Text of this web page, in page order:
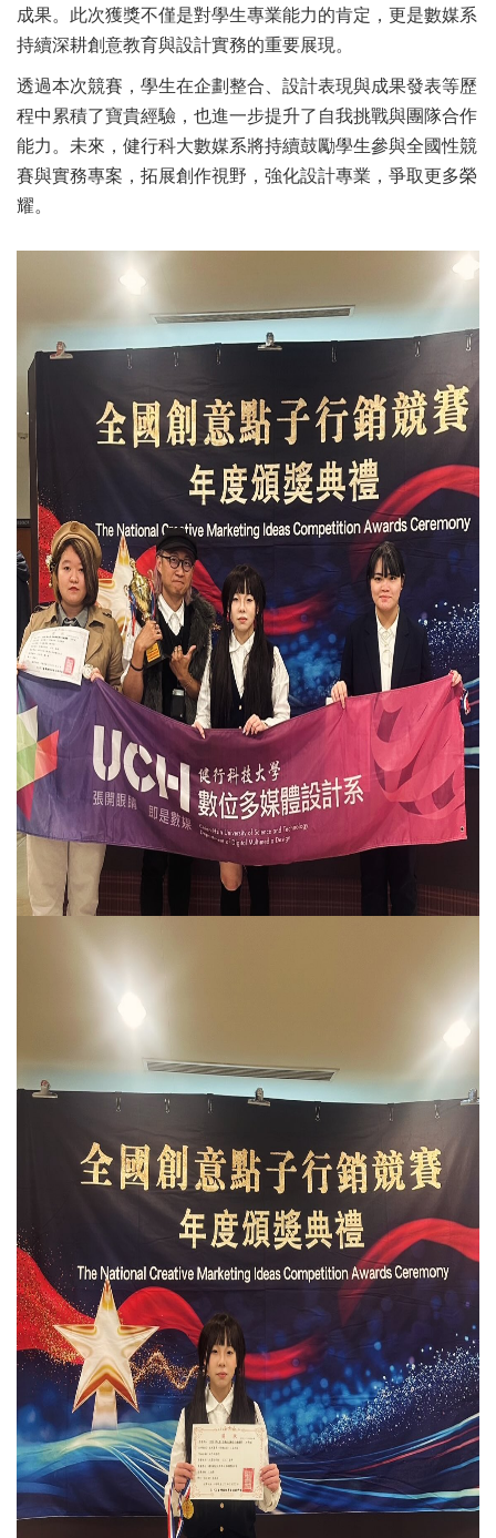
成果。此次獲獎不僅是對學生專業能力的肯定，更是數媒系
持續深耕創意教育與設計實務的重要展現。
透過本次競賽，學生在企劃整合、設計表現與成果發表等歷
程中累積了寶貴經驗，也進一步提升了自我挑戰與團隊合作
能力。未來，健行科大數媒系將持續鼓勵學生參與全國性競
賽與實務專案，拓展創作視野，強化設計專業，爭取更多榮
耀。